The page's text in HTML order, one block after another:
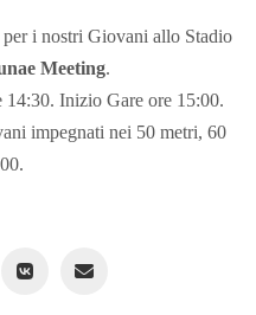
i nostri Giovani allo Stadio
Meeting.
Inizio Gare ore 15:00.
impegnati nei 50 metri, 60